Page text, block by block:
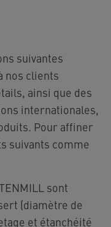
suivantes
nos clients
ainsi que des
internationales,
Pour affiner
suivants comme
sont
(diamètre de
et étanchéité